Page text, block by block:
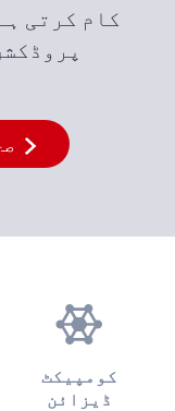
کام کرتی
کومپیکٹ
ڈیزائن